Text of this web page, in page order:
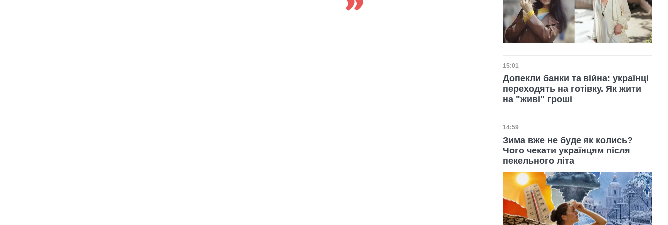
Дата публікації
15:01
Допекли банки та війна: українці
переходять на готівку. Як жити
на "живі" гроші
Дата публікації
14:59
Зима вже не буде як колись?
Чого чекати українцям після
пекельного літа